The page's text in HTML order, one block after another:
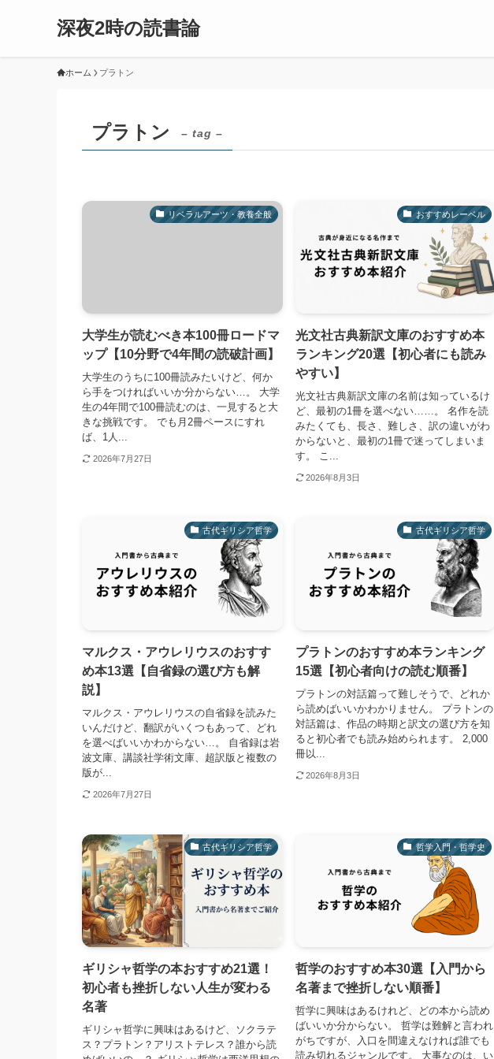
深夜2時の読書論
ホーム プラトン
プラトン – tag –
リベラルアーツ・教養全般
大学生が読むべき本100冊ロードマ
ップ【10分野で4年間の読破計画】
大学生のうちに100冊読みたいけど、何か
ら手をつければいいか分からない…。 大学
生の4年間で100冊読むのは、一見すると大
きな挑戦です。 でも月2冊ペースにすれ
ば、1人...
2026年7月27日
おすすめレーベル
光文社古典新訳文庫のおすすめ本
ランキング20選【初心者にも読み
やすい】
光文社古典新訳文庫の名前は知っているけ
ど、最初の1冊を選べない……。 名作を読
みたくても、長さ、難しさ、訳の違いがわ
からないと、最初の1冊で迷ってしまいま
す。 こ...
2026年8月3日
古代ギリシア哲学
マルクス・アウレリウスのおすす
め本13選【自省録の選び方も解
説】
マルクス・アウレリウスの自省録を読みた
いんだけど、翻訳がいくつもあって、どれ
を選べばいいかわからない…。 自省録は岩
波文庫、講談社学術文庫、超訳版と複数の
版が...
2026年7月27日
古代ギリシア哲学
プラトンのおすすめ本ランキング
15選【初心者向けの読む順番】
プラトンの対話篇って難しそうで、どれか
ら読めばいいかわかりません。 プラトンの
対話篇は、作品の時期と訳文の選び方を知
ると初心者でも読み始められます。 2,000
冊以...
2026年8月3日
古代ギリシア哲学
ギリシャ哲学の本おすすめ21選！
初心者も挫折しない人生が変わる
名著
ギリシャ哲学に興味はあるけど、ソクラテ
ス？プラトン？アリストテレス？誰から読
哲学入門・哲学史
哲学のおすすめ本30選【入門から
名著まで挫折しない順番】
哲学に興味はあるけれど、どの本から読め
ばいいか分からない。 哲学は難解と言われ
がちですが、入口を間違えなければ誰でも
読み切れるジャンルです。 大事なのは、い